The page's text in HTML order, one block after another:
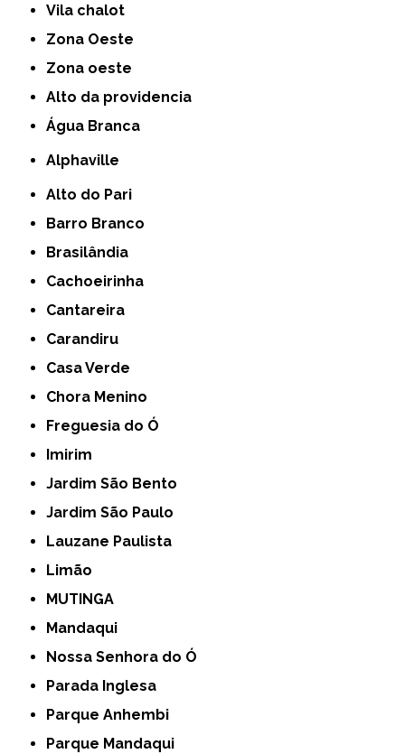
Vila chalot
Zona Oeste
Zona oeste
alto da providencia
Água Branca
Alphaville
Alto do Pari
Barro Branco
Brasilândia
Cachoeirinha
Cantareira
Carandiru
Casa Verde
Chora Menino
Freguesia do Ó
Imirim
Jardim São Bento
Jardim São Paulo
Lauzane Paulista
Limão
MUTINGA
Mandaqui
Nossa Senhora do Ó
Parada Inglesa
Parque Anhembi
Parque Mandaqui